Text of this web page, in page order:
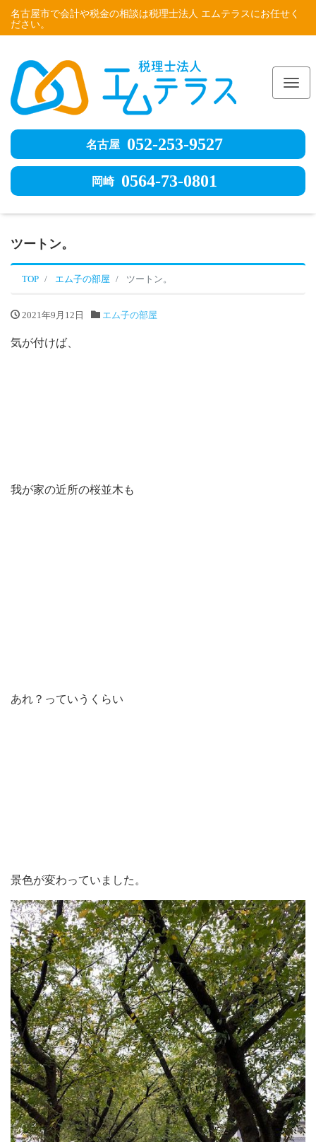
名古屋市で会計や税金の相談は税理士法人 エムテラスにお任せく
ださい。
名古屋 052-253-9527
岡崎 0564-73-0801
ツートン。
TOP エム子の部屋 ツートン。
2021年9月12日 エム子の部屋
気が付けば、
我が家の近所の桜並木も
あれ？っていうくらい
景色が変わっていました。